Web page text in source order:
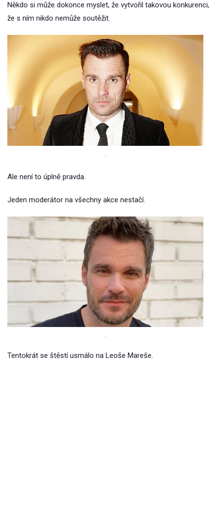
Někdo si může dokonce myslet, že vytvořil takovou konkurenci,
že s ním nikdo nemůže soutěžit.
.
Ale není to úplně pravda.
Jeden moderátor na všechny akce nestačí.
.
Tentokrát se štěstí usmálo na Leoše Mareše.